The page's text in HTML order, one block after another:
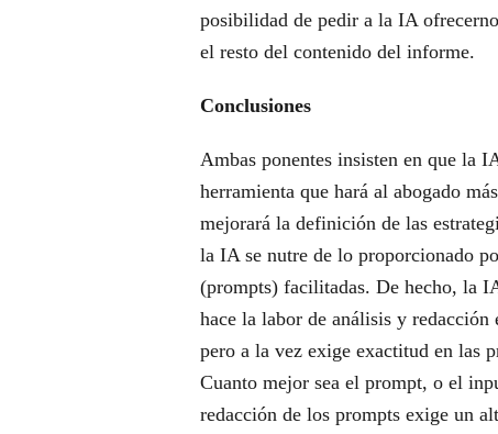
posibilidad de pedir a la IA
el resto del contenido del informe.
Conclusiones
Ambas ponentes insisten en que la
herramienta que hará al abogado
mejorará la definición de las
la IA se nutre de lo proporcionado
(prompts) facilitadas. De hecho, la
hace la labor de análisis y
pero a la vez exige exactitud en las
Cuanto mejor sea el prompt, o el
redacción de los prompts exige un